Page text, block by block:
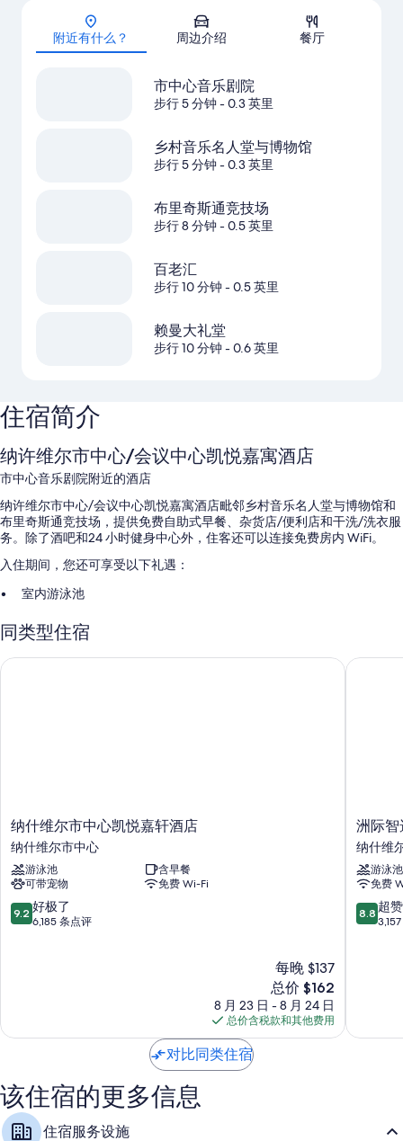
地图
附近有什么？ 周边介绍 餐厅
市中心音乐剧院
步行 5 分钟- 0.3 英里
乡村音乐名人堂与博物馆
步行 5 分钟- 0.3 英里
布里奇斯通竞技场
步行 8 分钟- 0.5 英里
百老汇
步行 10 分钟- 0.5 英里
赖曼大礼堂
步行 10 分钟- 0.6 英里
住宿简介
纳许维尔市中心/会议中心凯悦嘉寓酒店
市中心音乐剧院附近的酒店
纳许维尔市中心/会议中心凯悦嘉寓酒店毗邻乡村音乐名人堂与博物馆和
布里奇斯通竞技场，提供免费自助式早餐、杂货店/便利店和干洗/洗衣服
务。除了酒吧和24 小时健身中心外，住客还可以连接免费房内 WiFi。
入住期间，您还可享受以下礼遇：
室内游泳池
宴会厅、ATM/银行服务和大堂电视
浴室配备淋浴/浴缸组合和免费洗浴用品
衣柜/壁橱、全尺寸冰箱/冰柜和微波炉
同类型住宿
纳
什
维
尔
市
中
心
纳
尔
市
中
心
纳什维尔市中心凯悦嘉轩酒店
纳什维尔市中心
游泳池
含早餐
可带宠物
免费 Wi-Fi
9.2
分，
6,185
评
9.2 好极了
6,185 条点评
每晚 $137
新
价
格
$162
总价 $162
8 月 23 日 - 8 月 24 日
总价含税款和其他费用
纳什维尔市中心凯悦嘉轩酒店
洲
际
智
选
假
日
酒
中
洲际
纳什维
游泳池
免费
8.8
分，
条
8.8 超赞
洲际智
对比同类住宿
该住宿的更多信息
住宿服务设施